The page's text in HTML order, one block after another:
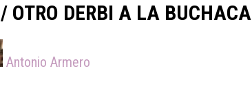
OTRO DERBI A LA BUCHACA
Antonio Armero